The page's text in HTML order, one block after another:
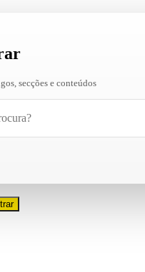
secções e conteúdos